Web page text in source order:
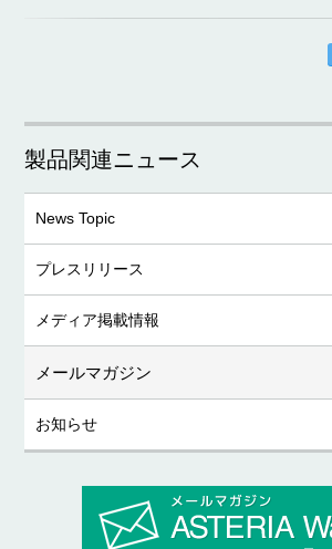
製品関連ニュース
News Topic
プレスリリース
メディア掲載情報
メールマガジン
お知らせ